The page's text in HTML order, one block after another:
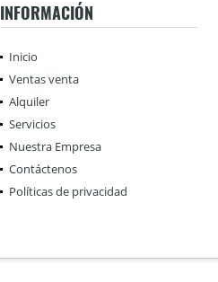
INFORMACIÓN
Inicio
Ventas venta
Alquiler
Servicios
Nuestra Empresa
Contáctenos
Políticas de privacidad